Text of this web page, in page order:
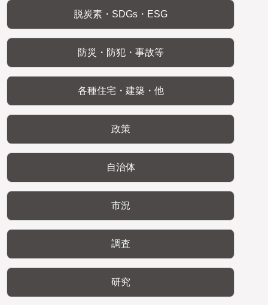
脱炭素・SDGs・ESG
防災・防犯・事故等
各種住宅・建築・他
政策
自治体
市況
調査
研究